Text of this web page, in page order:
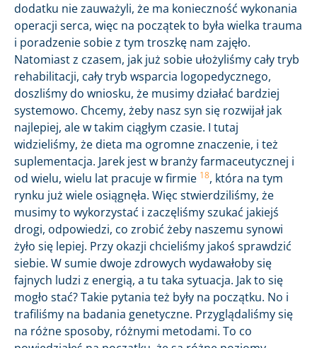
dodatku nie zauważyli, że ma konieczność wykonania
operacji serca, więc na początek to była wielka trauma
i poradzenie sobie z tym troszkę nam zajęło.
Natomiast z czasem, jak już sobie ułożyliśmy cały tryb
rehabilitacji, cały tryb wsparcia logopedycznego,
doszliśmy do wniosku, że musimy działać bardziej
systemowo. Chcemy, żeby nasz syn się rozwijał jak
najlepiej, ale w takim ciągłym czasie. I tutaj
widzieliśmy, że dieta ma ogromne znaczenie, i też
suplementacja. Jarek jest w branży farmaceutycznej i
od wielu, wielu lat pracuje w firmie 18, która na tym
rynku już wiele osiągnęła. Więc stwierdziliśmy, że
musimy to wykorzystać i zaczęliśmy szukać jakiejś
drogi, odpowiedzi, co zrobić żeby naszemu synowi
żyło się lepiej. Przy okazji chcieliśmy jakoś sprawdzić
siebie. W sumie dwoje zdrowych wydawałoby się
fajnych ludzi z energią, a tu taka sytuacja. Jak to się
mogło stać? Takie pytania też były na początku. No i
trafiliśmy na badania genetyczne. Przyglądaliśmy się
na różne sposoby, różnymi metodami. To co